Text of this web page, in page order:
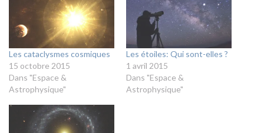
Les cataclysmes cosmiques
15 octobre 2015
Dans "Espace &
Astrophysique"
Les étoiles: Qui sont-elles ?
1 avril 2015
Dans "Espace &
Astrophysique"